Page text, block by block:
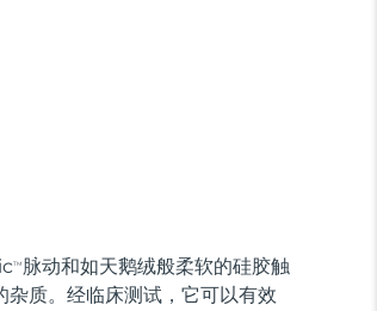
TM 脉动和如天鹅绒般柔软的硅胶触
杂质。经临床测试，它可以有效